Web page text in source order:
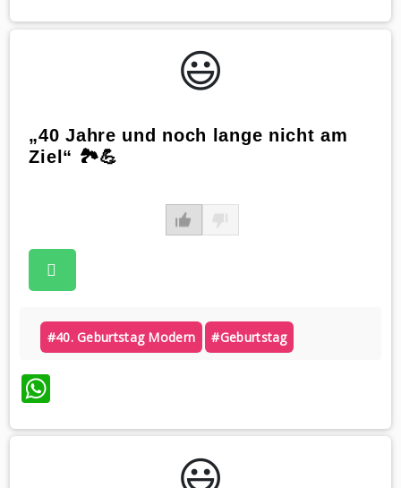
😃️
„40 Jahre und noch lange nicht am
Ziel“ 🏞️💪
#40. Geburtstag Modern #geburtstag
WhatsApp